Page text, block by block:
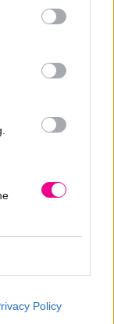
Policy
-LIGHT 02
Με Χρώμα
– RICH 05